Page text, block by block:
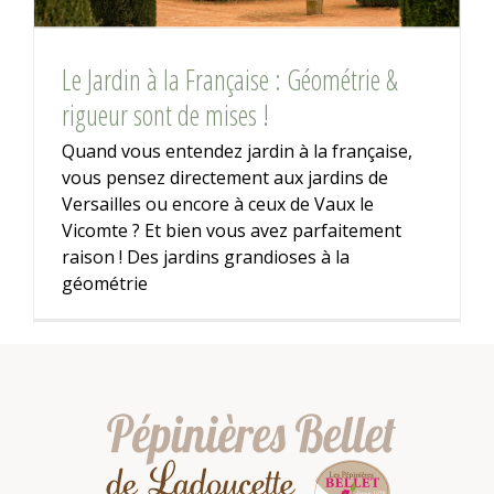
Le Jardin à la Française : Géométrie &
rigueur sont de mises !
Quand vous entendez jardin à la française,
vous pensez directement aux jardins de
Versailles ou encore à ceux de Vaux le
Vicomte ? Et bien vous avez parfaitement
raison ! Des jardins grandioses à la
géométrie